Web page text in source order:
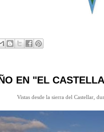
EN "EL
Vistas desde la sierra del Castellar,